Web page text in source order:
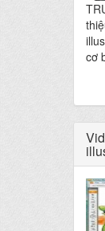
cơ